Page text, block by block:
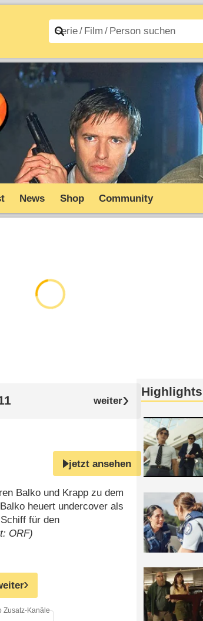
Filme A–Z
News Shop Community
jetzt ansehen
Balko und Krapp zu dem
heuert undercover als
für den
ORF)
Zusatz-Kanäle
Highlights